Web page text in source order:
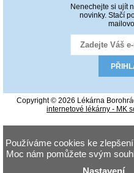
Nenechejte si ujít
novinky. Stačí
Copyright © 2026 Lékárna
internetové lékárny - MK
Používáme cookies ke
Moc nám pomůžete svým
Nastavení